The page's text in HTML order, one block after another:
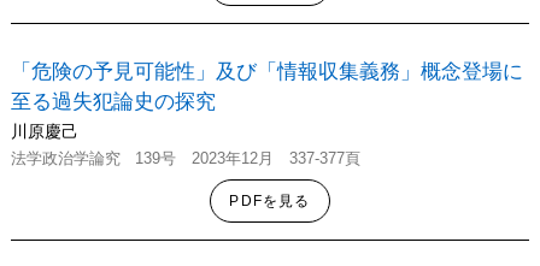
「危険の予見可能性」及び「情報収集義務」概念登場に
至る過失犯論史の探究
川原慶己
法学政治学論究 139号 2023年12月 337-377頁
PDFを見る